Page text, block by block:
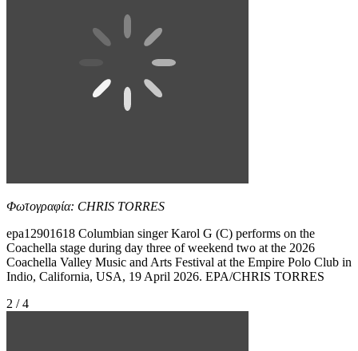
Φωτογραφία: CHRIS TORRES
epa12901618 Columbian singer Karol G (C) performs on the
Coachella stage during day three of weekend two at the 2026
Coachella Valley Music and Arts Festival at the Empire Polo Club in
Indio, California, USA, 19 April 2026. EPA/CHRIS TORRES
2 / 4